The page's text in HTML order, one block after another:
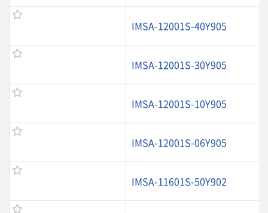
IMSA-12001S-40Y905
IMSA-12001S-30Y905
IMSA-12001S-10Y905
IMSA-12001S-06Y905
IMSA-11601S-50Y902